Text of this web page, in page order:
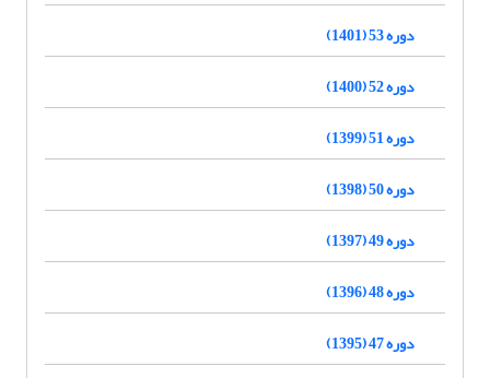
دوره 53 (1401)
دوره 52 (1400)
دوره 51 (1399)
دوره 50 (1398)
دوره 49 (1397)
دوره 48 (1396)
دوره 47 (1395)